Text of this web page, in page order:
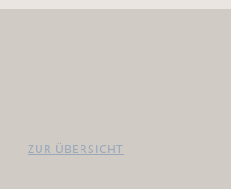
ZUR ÜBERSICHT